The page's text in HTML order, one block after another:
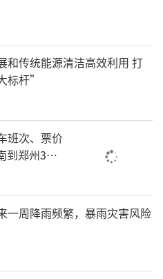
和传统能源清洁高效利用 打
杆”
班次、票价
到郑州3小
一周降雨频繁，暴雨灾害风险